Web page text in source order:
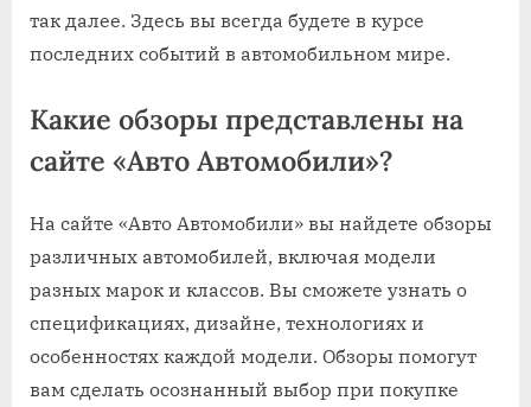
так далее. Здесь вы всегда будете в курсе
последних событий в автомобильном мире.
Какие обзоры представлены на
сайте «Авто Автомобили»?
На сайте «Авто Автомобили» вы найдете обзоры
различных автомобилей, включая модели
разных марок и классов. Вы сможете узнать о
спецификациях, дизайне, технологиях и
особенностях каждой модели. Обзоры помогут
вам сделать осознанный выбор при покупке